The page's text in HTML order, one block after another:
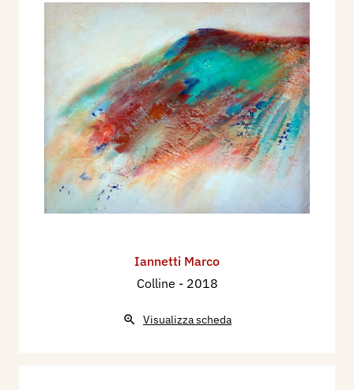
Iannetti Marco
Colline - 2018
Visualizza scheda